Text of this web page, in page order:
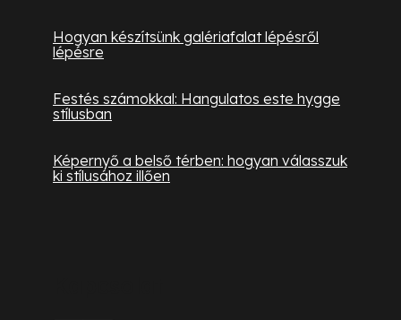
Hogyan készítsünk galériafalat lépésről
lépésre
Festés számokkal: Hangulatos este hygge
stílusban
Képernyő a belső térben: hogyan válasszuk
ki stílusához illően